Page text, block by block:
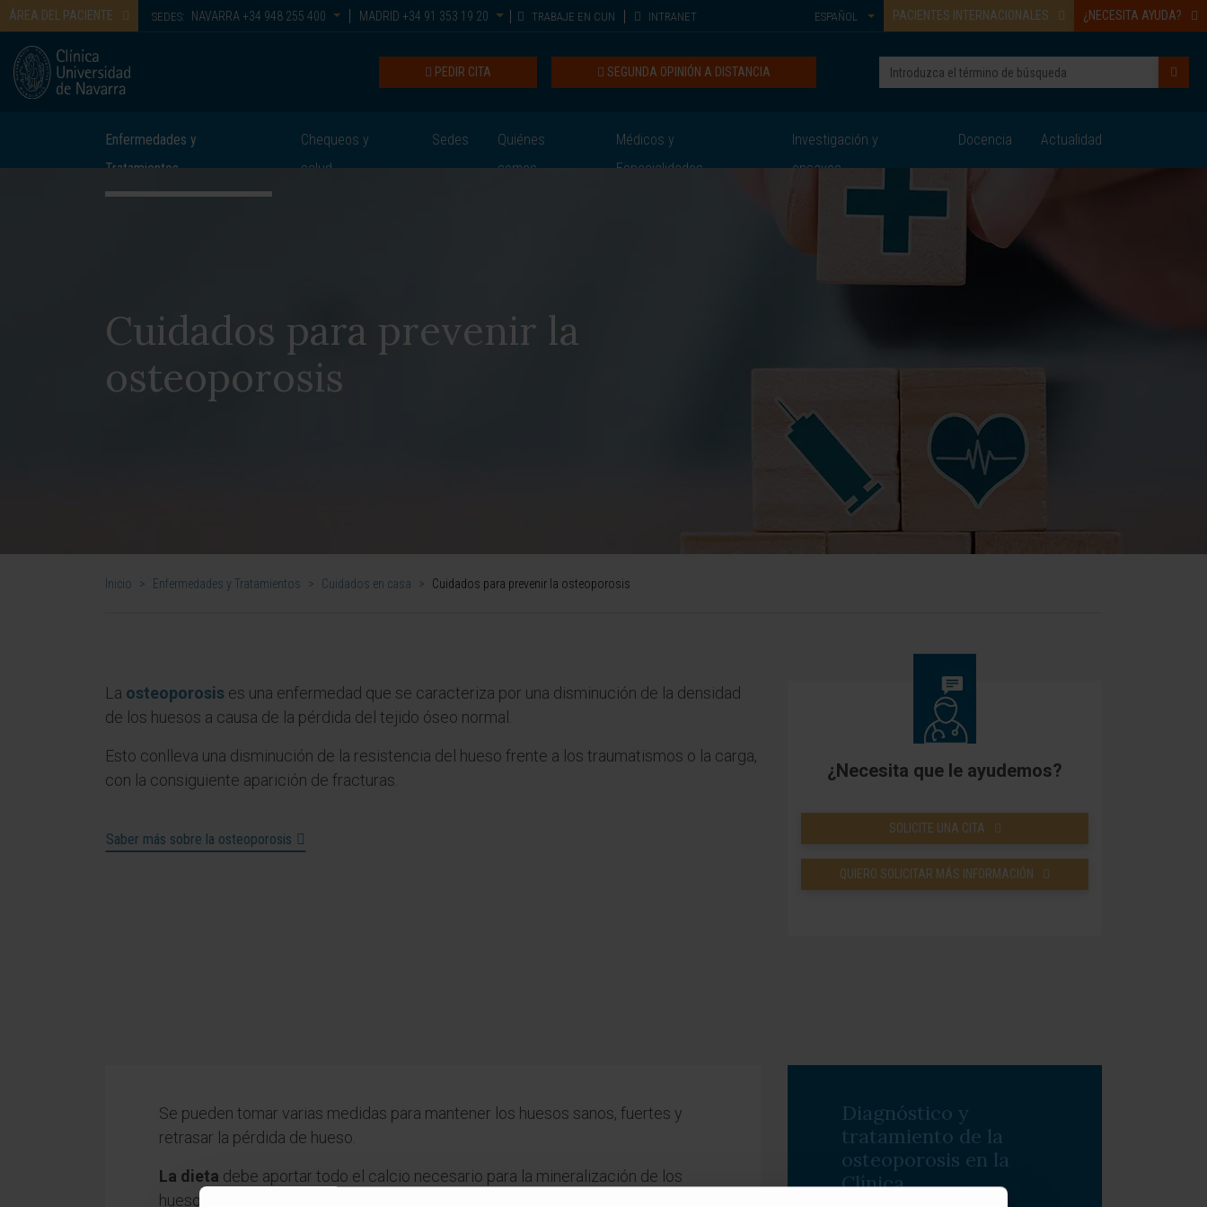
ÁREA DEL PACIENTE SEDES: NAVARRA +34 948 255 400 MADRID +34 91 353 19 20 TRABAJE EN CUN INTRANET PACIENTES INTERNACIONALES ¿NECESITA AYUDA?
ESPAÑOL
SEGUNDA OPINIÓN A DISTANCIA
PEDIR CITA
Enfermedades y
Tratamientos
Chequeos y
salud
Sedes
Quiénes
somos
Médicos y
Especialidades
Investigación y
ensayos
Docencia Actualidad
Cuidados para prevenir la
osteoporosis
Inicio > Enfermedades y Tratamientos > Cuidados en casa > Cuidados para prevenir la osteoporosis
La osteoporosis es una enfermedad que se caracteriza por una disminución de la densidad
de los huesos a causa de la pérdida del tejido óseo normal.
Esto conlleva una disminución de la resistencia del hueso frente a los traumatismos o la carga,
con la consiguiente aparición de fracturas.
Saber más sobre la osteoporosis
¿Necesita que le ayudemos?
SOLICITE UNA CITA
QUIERO SOLICITAR MÁS INFORMACIÓN
Se pueden tomar varias medidas para mantener los huesos sanos, fuertes y
retrasar la pérdida de hueso.
La dieta debe aportar todo el calcio necesario para la mineralización de los
huesos. Esto supone mantener una alimentación sana y equilibrada en la que
Diagnóstico y
tratamiento de la
osteoporosis en la
Clínica